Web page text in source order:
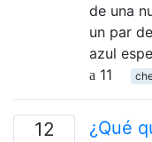
de una
un par
azul
11
12
¿Qué